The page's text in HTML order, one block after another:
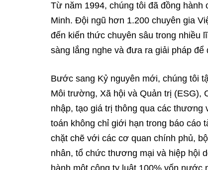
Từ năm 1994, chúng tôi đã đồng hành
Minh. Đội ngũ hơn 1.200 chuyên gia
đến kiến thức chuyên sâu trong nhiều
sàng lắng nghe và đưa ra giải pháp
Bước sang Kỷ nguyên mới, chúng tôi
Môi trường, Xã hội và Quản trị (ESG),
nhập, tạo giá trị thông qua các thương
toán không chỉ giới hạn trong báo cáo
chặt chẽ với các cơ quan chính phủ,
nhân, tổ chức thương mại và hiệp hội
hành một công ty luật 100% vốn